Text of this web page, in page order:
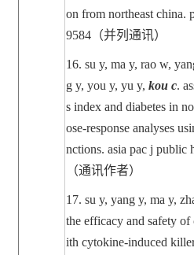
on from northeast china.
9584（并列通讯）
16. su y, ma y, rao w,
g y, you y, yu y, kou c.
s index and diabetes in
ose-response analyses
nctions. asia pac j public
（通讯作者）
17. su y, yang y, ma y,
the efficacy and safety
ith cytokine-induced